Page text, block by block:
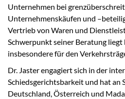
Unternehmen bei
Unternehmenskäufen und
Vertrieb von Waren und
Schwerpunkt seiner Beratung
insbesondere für den
Dr. Jaster engagiert sich in der
Schiedsgerichtsbarkeit und hat an
Deutschland, Österreich und